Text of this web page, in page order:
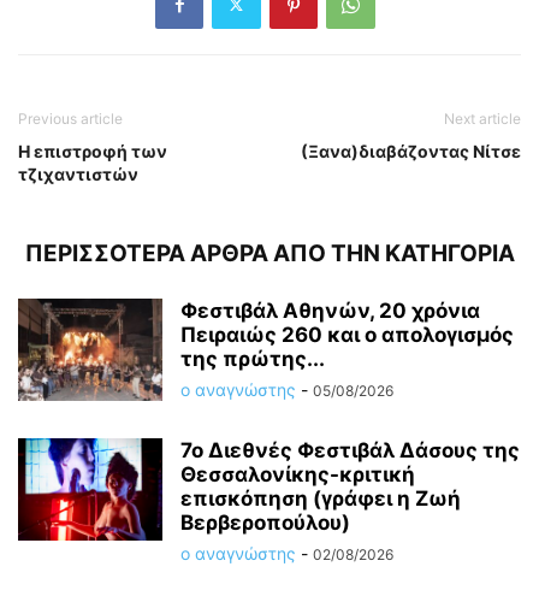
Previous article
Η επιστροφή των
τζιχαντιστών
Next article
(Ξανα)διαβάζοντας Νίτσε
ΠΕΡΙΣΣΟΤΕΡΑ ΑΡΘΡΑ ΑΠΟ ΤΗΝ ΚΑΤΗΓΟΡΙΑ
Φεστιβάλ Αθηνών, 20 χρόνια
Πειραιώς 260 και ο απολογισμός
της πρώτης...
ο αναγνώστης - 05/08/2026
7ο Διεθνές Φεστιβάλ Δάσους της
Θεσσαλονίκης-κριτική
επισκόπηση (γράφει η Ζωή
Βερβεροπούλου)
ο αναγνώστης - 02/08/2026